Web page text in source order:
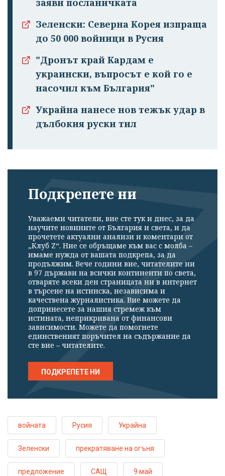
Успешно
излязохте от
профила си!
заяви посланичката
Зеленски: Северна Корея изпраща
до 50 000 войници в Русия
"Дронът край Кардам е
украински, въпросът е кой го е
насочил към България"
Украйна нанесе нов тежък удар в
дълбокия руски тил
Подкрепете ни
Уважаеми читатели, вие сте тук и днес, за да
научите новините от България и света, и да
прочетете актуални анализи и коментари от
„Клуб Z“. Ние се обръщаме към вас с молба –
имаме нужда от вашата подкрепа, за да
продължим. Вече години вие, читателите ни
в 97 държави на всички континенти по света,
отваряте всеки ден страницата ни в интернет
в търсене на истинска, независима и
качествена журналистика. Вие можете да
допринесете за нашия стремеж към
истината, неприкривана от финансови
зависимости. Можете да помогнете
единственият поръчител на съдържание да
сте вие – читателите.
ПОДКРЕПЕТЕ НИ
войната Русия Украйна
Зеленски прекратяване на огъня
предложение САЩ 9 май